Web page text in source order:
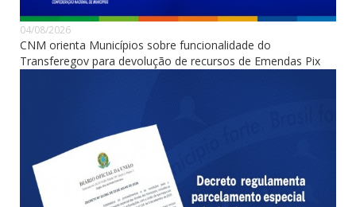
04/08/2026
CNM orienta Municípios sobre funcionalidade do
Transferegov para devolução de recursos de Emendas Pix